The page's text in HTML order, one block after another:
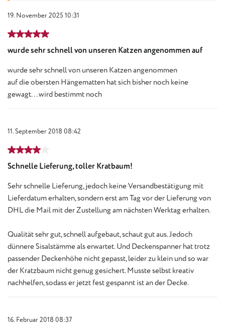
19. November 2025 10:31
Bewertung mit 5 von 5 Sternen
wurde sehr schnell von unseren Katzen angenommen auf
wurde sehr schnell von unseren Katzen angenommen
auf die obersten Hängematten hat sich bisher noch keine
gewagt... wird bestimmt noch
11. September 2018 08:42
Bewertung mit 4 von 5 Sternen
Schnelle Lieferung, toller Kratbaum!
Sehr schnelle Lieferung, jedoch keine Versandbestätigung mit
Lieferdatum erhalten, sondern erst am Tag vor der Lieferung von
DHL die Mail mit der Zustellung am nächsten Werktag erhalten.
Qualität sehr gut, schnell aufgebaut, schaut gut aus. Jedoch
dünnere Sisalstämme als erwartet. Und Deckenspanner hat trotz
passender Deckenhöhe nicht gepasst, leider zu klein und so war
der Kratzbaum nicht genug gesichert. Musste selbst kreativ
nachhelfen, sodass er jetzt fest gespannt ist an der Decke.
16. Februar 2018 08:37